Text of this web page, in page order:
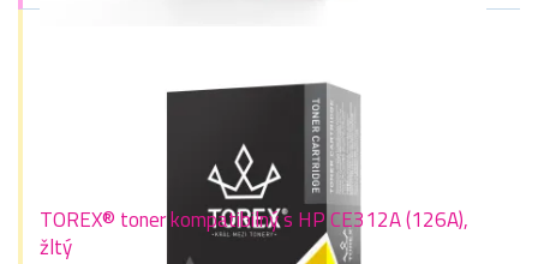
TOREX® toner kompatibilný s HP CE312A (126A),
žltý